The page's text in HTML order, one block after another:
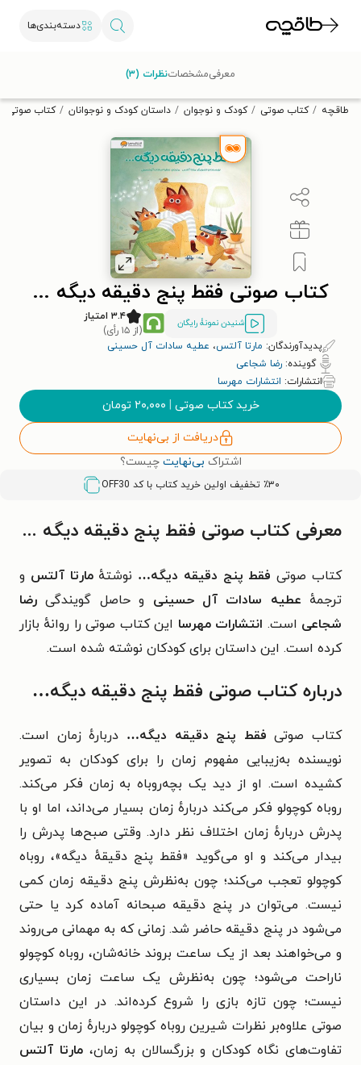
دسته‌بندی‌ها
تخفیف از طاقچه دریافت کن.
طاقچه کتاب صوتی کودک و نوجوان داستان کودک و نوجوانان کتاب صوتی
کتاب صوتی فقط پنج دقیقه دیگه ...
شنیدن نمونۀ رایگان
۳.۴ امتیاز
(از ۱۵ رأی)
پدیدآورندگان: مارتا آلتس، عطیه سادات آل حسینی
گوینده: رضا شجاعی
انتشارات: انتشارات مهرسا
خرید کتاب صوتی | ۲۰,۰۰۰ تومان
دریافت از بی‌نهایت
اشتراک بی‌نهایت چیست؟
٪۳۰ تخفیف اولین خرید کتاب با کد OFF30
معرفیمشخصاتنظرات (۳)
معرفی کتاب صوتی فقط پنج دقیقه دیگه ...
کتاب صوتی فقط پنج دقیقه دیگه… نوشتهٔمارتا آلتس و
ترجمهٔ عطیه سادات آل حسینی و حاصل گویندگی رضا
شجاعی است. انتشارات مهرسا این کتاب صوتی را روانهٔ بازار
کرده است. این داستان برای کودکان نوشته شده است.
درباره کتاب صوتی فقط پنج دقیقه دیگه…
کتاب صوتیفقط پنج دقیقه دیگه… دربارهٔ زمان است.
نویسنده به‌زیبایی مفهوم زمان را برای کودکان به تصویر
کشیده است. او از دید یک بچه‌روباه به زمان فکر می‌کند.
روباه کوچولو فکر می‌کند دربارهٔ زمان بسیار می‌داند، اما او با
پدرش دربارهٔ زمان اختلاف نظر دارد. وقتی صبح‌ها پدرش را
بیدار می‌کند و او می‌گوید «فقط پنج دقیقهٔ دیگه»، روباه
کوچولو تعجب می‌کند؛ چون به‌نظرش پنج دقیقه زمان کمی
نیست. می‌توان در پنج دقیقه صبحانه آماده کرد یا حتی
می‌شود در پنج دقیقه حاضر شد. زمانی که به مهمانی می‌روند
و می‌خواهند بعد از یک ساعت بروند خانه‌شان، روباه کوچولو
ناراحت می‌شود؛ چون به‌نظرش یک ساعت زمان بسیاری
نیست؛ چون تازه بازی را شروع کرده‌اند. در این داستان
صوتی علاوه‌بر نظرات شیرین روباه کوچولو دربارهٔ زمان و بیان
تفاوت‌های نگاه کودکان و بزرگسالان به زمان،مارتا آلتس